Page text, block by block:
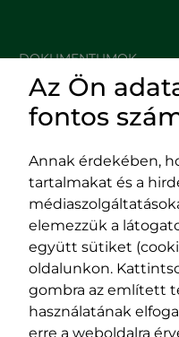
DOKUMENTUMOK
HASZNOS LINKEK
400029 Kolozsvár,
Fürdő (Card. Iuliu
szám
tel/fax:0723 250
Az Ön
fontos
Annak érdekében,
tartalmakat és a
elemezzük a
együtt sütiket
oldalunkon.
gombra az említett
használatának
erre a weboldalra